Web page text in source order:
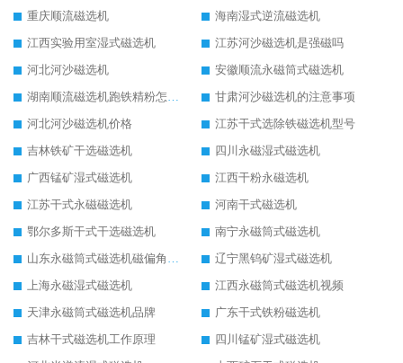
重庆顺流磁选机
海南湿式逆流磁选机
江西实验用室湿式磁选机
江苏河沙磁选机是强磁吗
河北河沙磁选机
安徽顺流永磁筒式磁选机
湖南顺流磁选机跑铁精粉怎么处理
甘肃河沙磁选机的注意事项
河北河沙磁选机价格
江苏干式选除铁磁选机型号
吉林铁矿干选磁选机
四川永磁湿式磁选机
广西锰矿湿式磁选机
江西干粉永磁选机
江苏干式永磁磁选机
河南干式磁选机
鄂尔多斯干式干选磁选机
南宁永磁筒式磁选机
山东永磁筒式磁选机磁偏角怎么调整
辽宁黑钨矿湿式磁选机
上海永磁湿式磁选机
江西永磁筒式磁选机视频
天津永磁筒式磁选机品牌
广东干式铁粉磁选机
吉林干式磁选机工作原理
四川锰矿湿式磁选机